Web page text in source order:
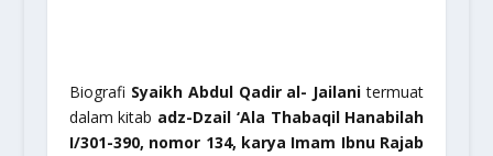
Biografi Syaikh Abdul Qadir al- Jailani termuat
dalam kitab adz-Dzail ‘Ala Thabaqil Hanabilah
I/301-390, nomor 134, karya Imam Ibnu Rajab